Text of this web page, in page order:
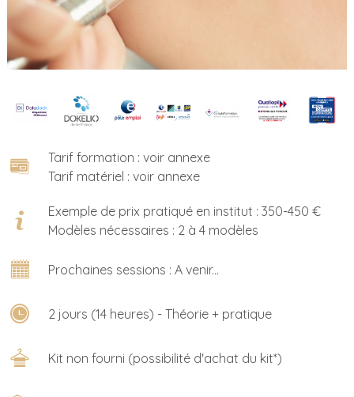
Tarif formation : voir annexe
Tarif matériel : voir annexe
Exemple de prix pratiqué en institut : 350-450 €
Modèles nécessaires : 2 à 4 modèles
Prochaines sessions : A venir...
2 jours (14 heures) - Théorie + pratique
Kit non fourni (possibilité d'achat du kit*)